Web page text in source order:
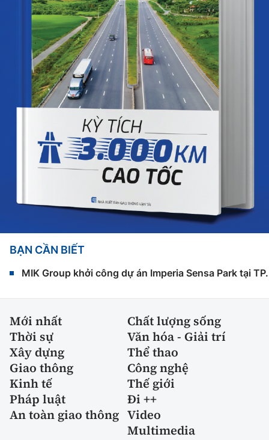
BẠN CẦN BIẾT
MIK Group khởi công dự án Imperia Sensa Park tại
Mới nhất
Chất lượng sống
Thời sự
Văn hóa - Giải trí
Xây dựng
Thể thao
Giao thông
Công nghệ
Kinh tế
Thế giới
Pháp luật
Đi ++
An toàn giao thông Video
Multimedia